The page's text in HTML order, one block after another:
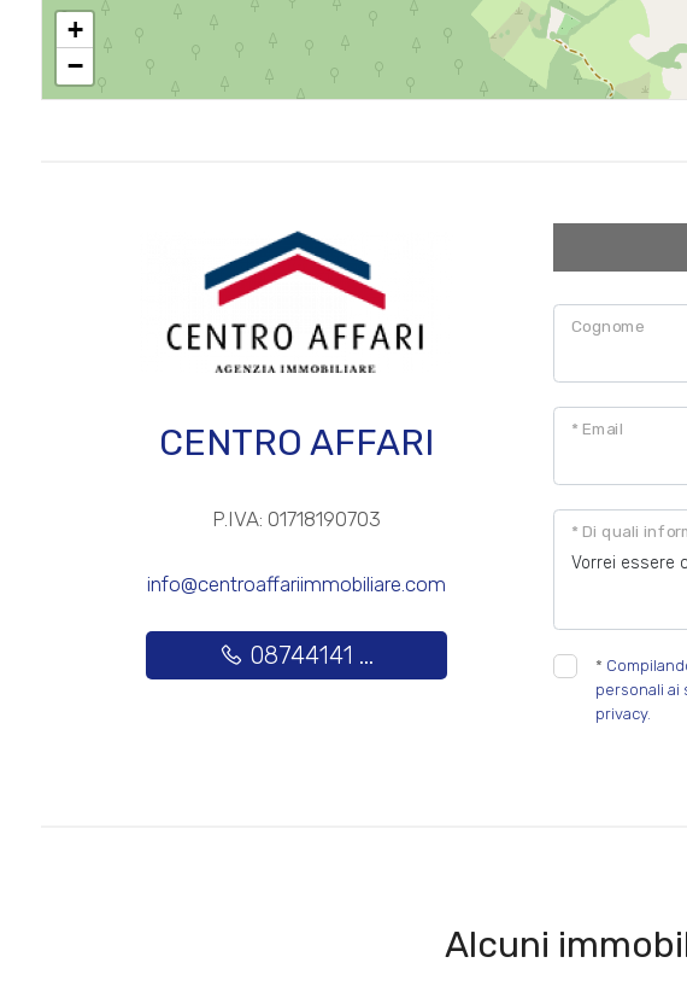
+
−
CENTRO AFFARI
P.IVA: 01718190703
info@centroaffariimmobiliare.com
08744141 ...
Cognome
* Email
* Di quali
*
personali ai
privacy.
Alcuni
5+